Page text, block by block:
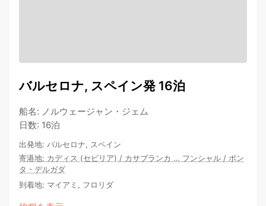
バルセロナ, スペイン発 16泊
船名: ノルウェージャン・ジェム
日数: 16泊
出発地: バルセロナ, スペイン
寄港地: カディス (セビリア) / カサブランカ … フンシャル / ポン
タ・デルガダ
到着地: マイアミ, フロリダ